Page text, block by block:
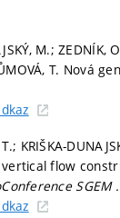
M.; ZEDNÍK,
T. Nová
T.; KRIŠKA-
flow
SGEM